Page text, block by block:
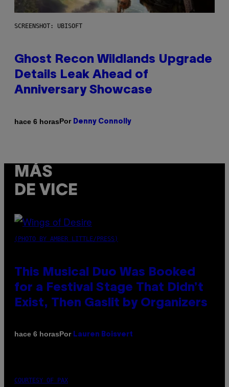
SCREENSHOT: UBISOFT
Ghost Recon Wildlands Upgrade
Details Leak Ahead of
Anniversary Showcase
hace 6 horasPor Denny Connolly
MÁS
DE VICE
(PHOTO BY AMBER LITTLE/PRESS)
This Musical Duo Was Booked
for a Festival Stage That Didn’t
Exist, Then Gaslit by Organizers
hace 6 horasPor Lauren Boisvert
COURTESY OF PAX